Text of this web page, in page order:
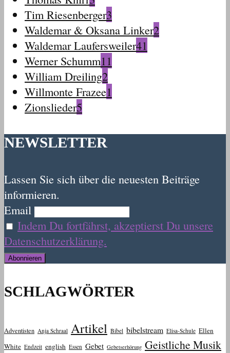
Tim Riesenberger3
Waldemar & Oksana Linker2
Waldemar Laufersweiler41
Werner Schumm11
William Dreiling2
Willmonte Frazee1
Zionslieder5
NEWSLETTER
Lassen Sie sich über die neuesten Beiträge
informieren.
Email
Indem Du fortfährst, akzeptierst Du unsere
Datenschutzerklärung.
SCHLAGWÖRTER
Adventisten Anja Schraal Artikel Bibel bibelstream Elisa-Schule Ellen
White Endzeit english Essen Gebet Gebetserhörung Geistliche Musik